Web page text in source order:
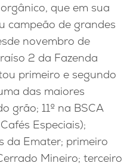
que em sua
campeão de grandes
novembro de
2 da Fazenda
primeiro e segundo
das maiores
grão; 11º na BSCA
Especiais);
da Emater; primeiro
Mineiro; terceiro